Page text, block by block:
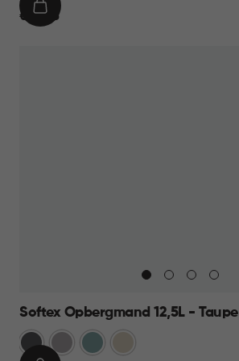
€
€ 10,95
IN
Softex Opbergmand 12,5L - Taupe
Antraciet
TaupeBlauwBeige